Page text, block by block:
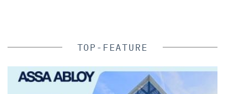
TOP-FEATURE